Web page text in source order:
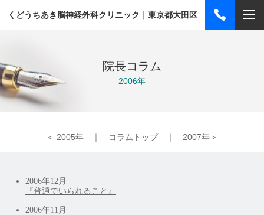
くどうちあき脳神経外科クリニック｜東京都大田区
院長コラム
2006年
＜ 2005年 ｜ コラムトップ｜ 2007年＞
2006年12月
『普通でいられること』
2006年11月